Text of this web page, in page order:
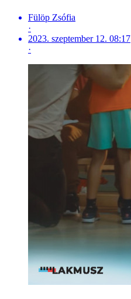
Fülöp Zsófia
·
2023. szeptember 12. 08:17
·